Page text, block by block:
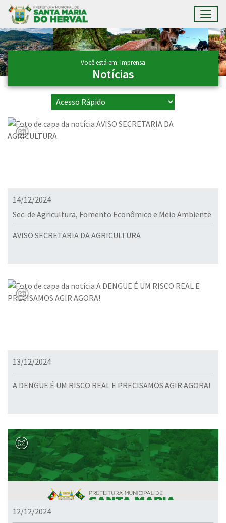
Ir para conteúdo principal
Conteúdo Principal
Você está em: Imprensa
Notícias
14/12/2024
Sec. de Agricultura, Fomento Econômico e Meio Ambiente
AVISO SECRETARIA DA AGRICULTURA
13/12/2024
A DENGUE É UM RISCO REAL E PRECISAMOS AGIR AGORA!
12/12/2024